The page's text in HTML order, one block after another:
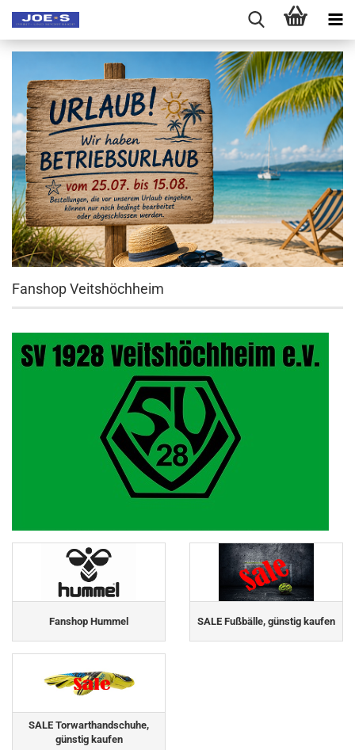
Fanshop Veitshöchheim
Fanshop Hummel SALE Fußbälle, günstig kaufen
SALE Torwarthandschuhe,
günstig kaufen